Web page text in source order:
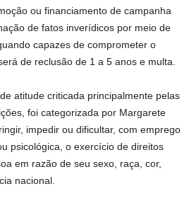
ou financiamento de campanha
de fatos inverídicos por meio de
capazes de comprometer o
de reclusão de 1 a 5 anos e multa.
atitude criticada principalmente pelas
foi categorizada por Margarete
impedir ou dificultar, com emprego
psicológica, o exercício de direitos
em razão de seu sexo, raça, cor,
nacional.